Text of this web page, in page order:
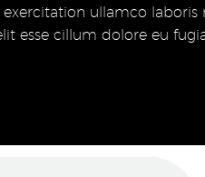
ullamco
esse cillum dolore eu